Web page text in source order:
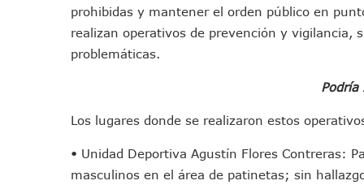
Lluvias Y Oleaje Elevado
Jóvenes En Movimiento
Pancho López; En La Mira
Muere Manolo Solo, Actor
Citan A Siete Integrantes
IMSS Invierte 12.6 MDP En
prohibidas y mantener el orden público en
realizan operativos de prevención y vigilancia,
problemáticas.
Los lugares donde se realizaron estos
• Unidad Deportiva Agustín Flores Contreras:
masculinos en el área de patinetas; sin